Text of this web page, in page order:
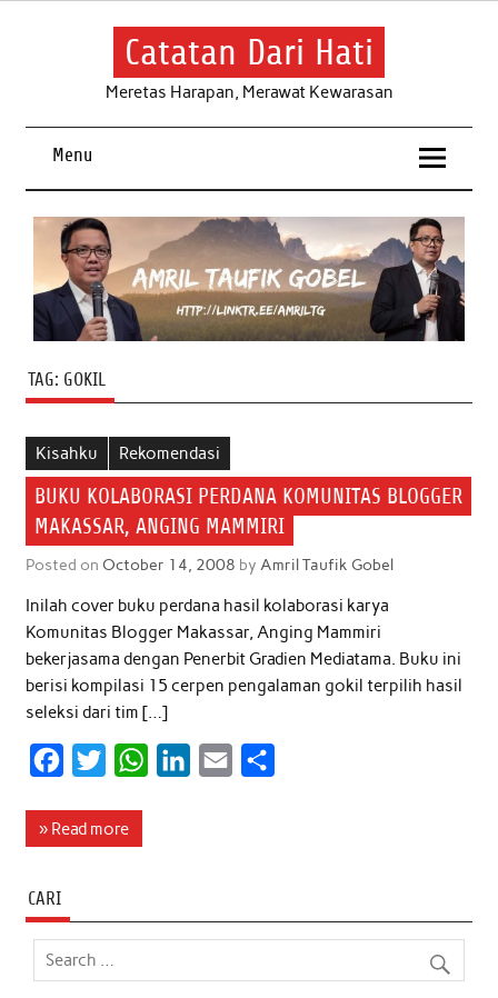
Skip
Catatan Dari Hati
Meretas Harapan, Merawat Kewarasan
Menu
TAG: GOKIL
Kisahku Rekomendasi
BUKU KOLABORASI PERDANA KOMUNITAS BLOGGER
MAKASSAR, ANGING MAMMIRI
Posted on October 14, 2008 by Amril Taufik Gobel
Inilah cover buku perdana hasil kolaborasi karya
Komunitas Blogger Makassar, Anging Mammiri
bekerjasama dengan Penerbit Gradien Mediatama. Buku ini
berisi kompilasi 15 cerpen pengalaman gokil terpilih hasil
seleksi dari tim […]
c
o
o
i
e
W
A
d
» Read more
CARI